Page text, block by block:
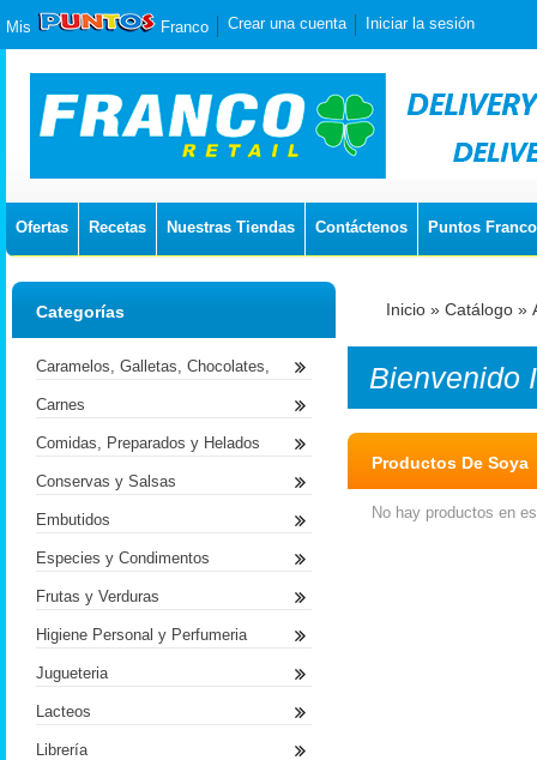
Mis Franco Crear una cuenta Iniciar la sesión
Ofertas Recetas Nuestras Tiendas Contáctenos Puntos Franco
Inicio » Catálogo »
Bienvenido
Productos De Soya
No hay productos en
Categorías
Caramelos, Galletas, Chocolates,
Carnes
Comidas, Preparados y Helados
Conservas y Salsas
Embutidos
Especies y Condimentos
Frutas y Verduras
Higiene Personal y Perfumeria
Jugueteria
Lacteos
Librería